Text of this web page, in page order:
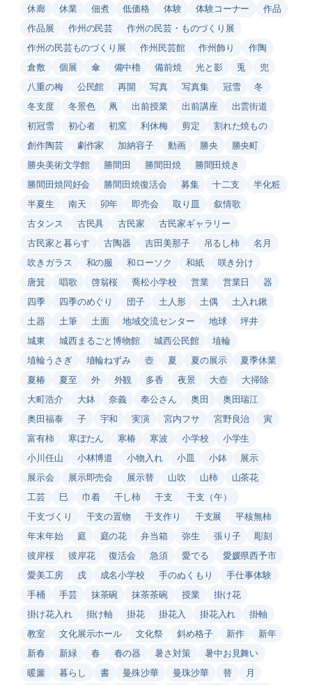
休廊
休業 佃煮 低価格 体験 体験コーナー
作品
作品展
作州の民芸
作州の民芸・ものづくり展
作州の民芸ものづくり展
作州民芸館 作州飾り
作陶
倉敷
個展 傘 備中櫓 備前焼 光と影 兎
兜
八重の梅
公民館 再開 写真 写真集 冠雪
冬
冬支度
冬景色 凧 出前授業 出前講座
出雲街道
初冠雪
初心者 初窯 利休梅 剪定
割れた焼もの
創作陶芸
劇作家 加納容子 動画 勝央
勝央町
勝央美術文学館
勝間田 勝間田焼
勝間田焼き
勝間田焼同好会
勝間田焼復活会 募集 十二支
半化粧
半夏生
南天 卯年 即売会 取り皿
叙情歌
古タンス
古民具 古民家
古民家ギャラリー
古民家と暮らす
古陶器 吉田美那子 吊るし柿
名月
吹きガラス
和の服 和ローソク 和紙
咲き分け
唐箕
唱歌 啓翁桜 喬松小学校 営業 営業日
器
四季
四季のめぐり 団子 土人形 土偶
土入れ鍬
土器
土筆 土面 地域交流センター 地球
坪井
城東
城西まるごと博物館 城西公民館
埴輪
埴輪うさぎ
埴輪ねずみ 壺 夏 夏の展示
夏季休業
夏椿
夏至 外 外観 多香 夜景 大壺
大掃除
大町浩介
大鉢 奈義 奉公さん 奥田
奥田瑞江
奥田福泰
子 宇和 実演 宮内フサ 宮野良治
寅
富有柿
寒ぼたん 寒椿 寒波 小学校
小学生
小川任山
小林博道 小物入れ 小皿 小鉢
展示
展示会
展示即売会 展示替 山吹 山柿
山茶花
工芸
巳 巾着 干し柿 干支
干支（午）
干支づくり
干支の置物 干支作り 干支展
平核無柿
年末年始
庭 庭の花 弁当箱 弥生 張り子
彫刻
彼岸桜
彼岸花 復活会 急須 愛でる
愛媛県西予市
愛美工房
戌 成名小学校 手のぬくもり
手仕事体験
手桶
手芸 抹茶碗 抹茶茶碗 授業
掛け花
掛け花入れ
掛け軸 掛花 掛花入 掛花入れ
掛軸
教室
文化展示ホール 文化祭 斜め格子 新作
新年
新春
新緑 春 春の器 暑さ対策
暑中お見舞い
暖簾
暮らし 書 曼殊沙華 曼珠沙華 替
月